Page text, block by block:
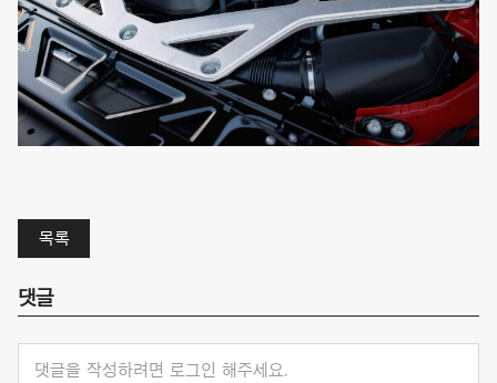
목록
댓글
댓글을 작성하려면 로그인 해주세요.